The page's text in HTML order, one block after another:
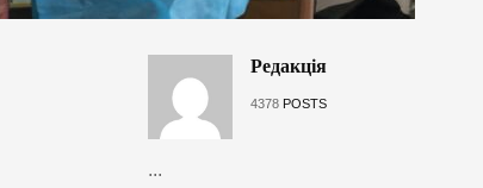
Редакція
4378 POSTS
...